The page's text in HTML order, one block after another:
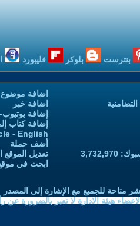
بنترست بلوكر فليبورد
اضافة موضوع
اضافة خبر
إضافة
إضافة كتاب
- English
أضف حملة
تعديل الموقع
ابحث في
متاحة للجميع مع الإشارة إلى المصدر
هيئة الادارة لا تعبر بالضرورة عن